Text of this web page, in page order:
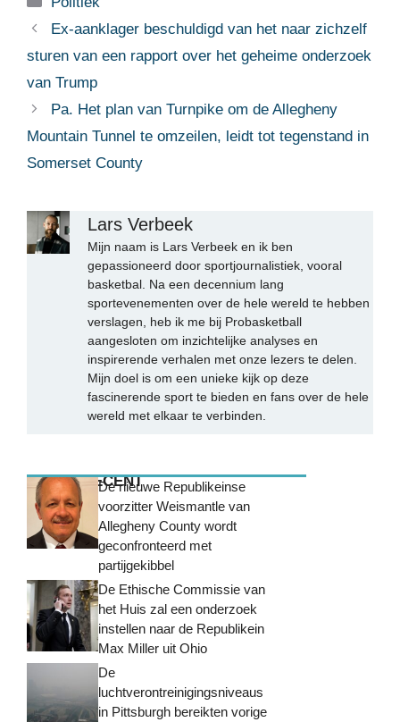
Ex-aanklager beschuldigd van het naar zichzelf
sturen van een rapport over het geheime onderzoek
van Trump
Pa. Het plan van Turnpike om de Allegheny
Mountain Tunnel te omzeilen, leidt tot tegenstand in
Somerset County
Lars Verbeek
Mijn naam is Lars Verbeek en ik ben
gepassioneerd door sportjournalistiek, vooral
basketbal. Na een decennium lang
sportevenementen over de hele wereld te hebben
verslagen, heb ik me bij Probasketball
aangesloten om inzichtelijke analyses en
inspirerende verhalen met onze lezers te delen.
Mijn doel is om een unieke kijk op deze
fascinerende sport te bieden en fans over de hele
wereld met elkaar te verbinden.
MEEST RECENTDe nieuwe Republikeinse
voorzitter Weismantle van
Allegheny County wordt
geconfronteerd met
partijgekibbel
De Ethische Commissie van
het Huis zal een onderzoek
instellen naar de Republikein
Max Miller uit Ohio
De
luchtverontreinigingsniveaus
in Pittsburgh bereikten vorige